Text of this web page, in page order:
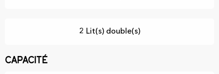
2 Lit(s) double(s)
Capacité